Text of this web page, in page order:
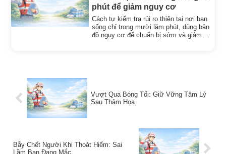
phút để giảm nguy cơ
Cách tự kiểm tra rủi ro thiên tai nơi bạn
sống chỉ trong mười lăm phút, dùng bản
đồ nguy cơ để chuẩn bị sớm và giảm
Vượt Qua Bóng Tối: Giữ Vững Tâm Lý
Sau Thảm Họa
Bẫy Chết Người Khi Thoát Hiểm: Sai
Lầm Bạn Đang Mắc